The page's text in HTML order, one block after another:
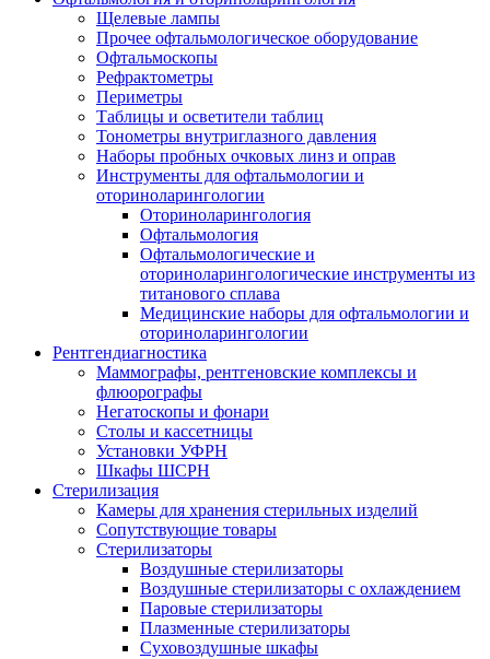
Щелевые лампы
Прочее офтальмологическое оборудование
Офтальмоскопы
Рефрактометры
Периметры
Таблицы и осветители таблиц
Тонометры внутриглазного давления
Наборы пробных очковых линз и оправ
Инструменты для офтальмологии и
оториноларингологии
Оториноларингология
Офтальмология
Офтальмологические и
оториноларингологические инструменты из
титанового сплава
Медицинские наборы для офтальмологии и
оториноларингологии
Рентгендиагностика
Маммографы, рентгеновские комплексы и
флюорографы
Негатоскопы и фонари
Столы и кассетницы
Установки УФРН
Шкафы ШСРН
Стерилизация
Камеры для хранения стерильных изделий
Сопутствующие товары
Стерилизаторы
Воздушные стерилизаторы
Воздушные стерилизаторы с охлаждением
Паровые стерилизаторы
Плазменные стерилизаторы
Суховоздушные шкафы